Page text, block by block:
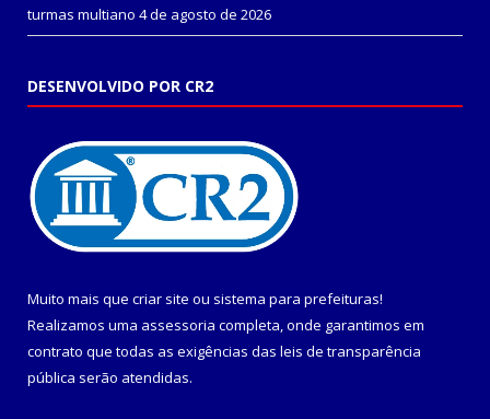
turmas multiano 4 de agosto de 2026
DESENVOLVIDO POR CR2
Muito mais que criar site ou sistema para prefeituras!
Realizamos uma assessoria completa, onde garantimos em
contrato que todas as exigências das leis de transparência
pública serão atendidas.